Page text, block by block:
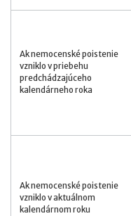
Ak nemocenské poistenie
vzniklo v priebehu
predchádzajúceho
kalendárneho roka
Ak nemocenské poistenie
vzniklo v aktuálnom
kalendárnom roku